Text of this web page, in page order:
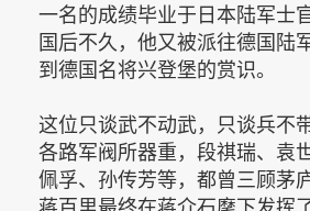
一名的成绩毕业于日本陆军士
国后不久，他又被派往德国陆
到德国名将兴登堡的赏识。
这位只谈武不动武，只谈兵不
各路军阀所器重，段祺瑞、袁
佩孚、孙传芳等，都曾三顾茅